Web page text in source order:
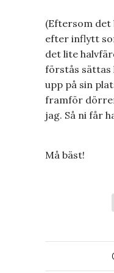
(Eftersom det
efter inflytt
det lite
förstås sättas
upp på sin
framför
jag. Så ni får
Må bäst!